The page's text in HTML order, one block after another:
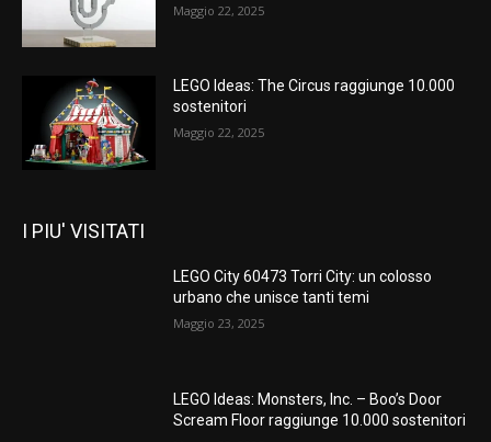
Maggio 22, 2025
LEGO Ideas: The Circus raggiunge 10.000
sostenitori
Maggio 22, 2025
I PIU' VISITATI
LEGO City 60473 Torri City: un colosso
urbano che unisce tanti temi
Maggio 23, 2025
LEGO Ideas: Monsters, Inc. – Boo’s Door
Scream Floor raggiunge 10.000 sostenitori